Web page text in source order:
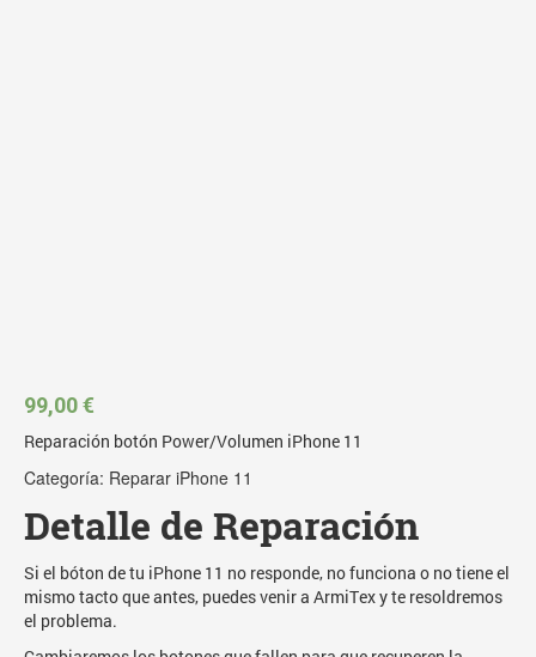
99,00€
Reparación botón Power/Volumen iPhone 11
Categoría: Reparar iPhone 11
Detalle de Reparación
Si el bóton de tu iPhone 11 no responde, no funciona o no tiene el
mismo tacto que antes, puedes venir a ArmiTex y te resoldremos
el problema.